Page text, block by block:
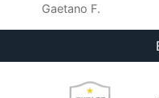
Gaetano F.